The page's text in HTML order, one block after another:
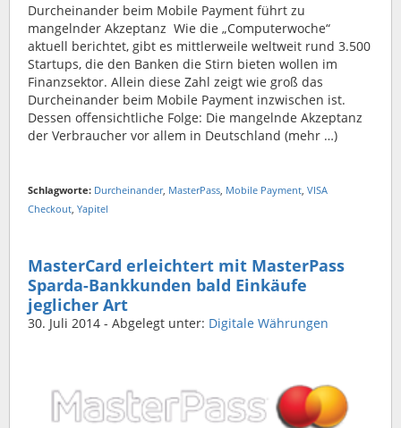
Durcheinander beim Mobile Payment führt zu
mangelnder Akzeptanz Wie die „Computerwoche“
aktuell berichtet, gibt es mittlerweile weltweit rund 3.500
Startups, die den Banken die Stirn bieten wollen im
Finanzsektor. Allein diese Zahl zeigt wie groß das
Durcheinander beim Mobile Payment inzwischen ist.
Dessen offensichtliche Folge: Die mangelnde Akzeptanz
der Verbraucher vor allem in Deutschland (mehr …)
Schlagworte: Durcheinander, MasterPass Mobile Payment VISA
Checkout Yapitel
MasterCard erleichtert mit MasterPass
Sparda-Bankkunden bald Einkäufe
jeglicher Art
30. Juli 2014 - Abgelegt unter: Digitale Währungen